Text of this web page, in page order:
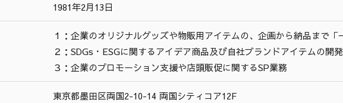
1981年2月13日
１：企業のオリジナルグッズや物販用アイテムの、企画から納品まで「
２：SDGs・ESGに関するアイデア商品及び自社ブランドアイテムの開発
３：企業のプロモーション支援や店頭販促に関するSP業務
東京都墨田区両国2-10-14 両国シティコア12F